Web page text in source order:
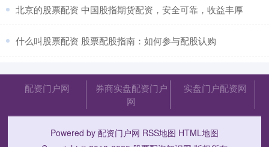
​北京的股票配资 中国股指期货配资，安全可靠，收益丰厚
​什么叫股票配资 股票配股指南：如何参与配股认购
配资门户网
券商实盘配资门户
网
实盘门户配资网
Powered by 配资门户网 RSS地图 HTML地图